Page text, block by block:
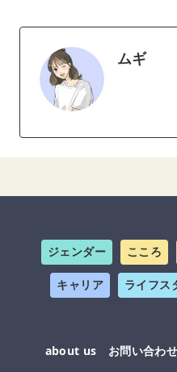
ムギ
ジェンダー こころ
キャリア ライフス
about us お問い合わせ